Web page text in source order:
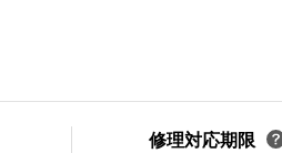
修理対応期限